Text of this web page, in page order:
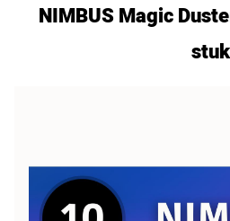
NIMBUS Magic